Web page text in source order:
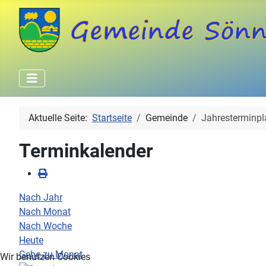
Aktuelle Seite: Startseite Gemeinde
Terminkalender
Nach Jahr
Nach Monat
Nach Woche
Heute
Gehe zu Monat
Wir benutzen Cookies